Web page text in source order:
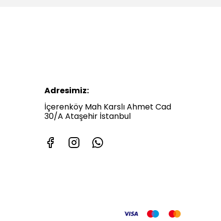
Adresimiz:
İçerenköy Mah Karslı Ahmet Cad
30/A Ataşehir İstanbul